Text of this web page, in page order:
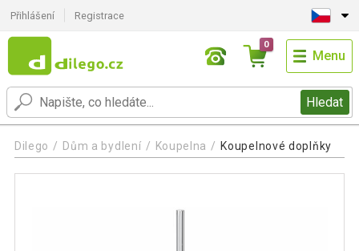
Přihlášení Registrace
Hledat
0
Menu
Dilego Dům a bydlení Koupelna Koupelnové doplňky